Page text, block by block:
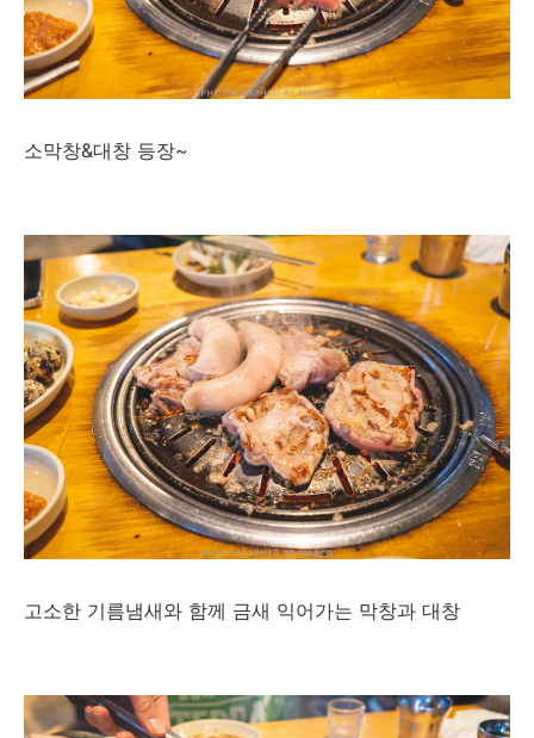
소막창&대창 등장~
고소한 기름냄새와 함께 금새 익어가는 막창과 대창